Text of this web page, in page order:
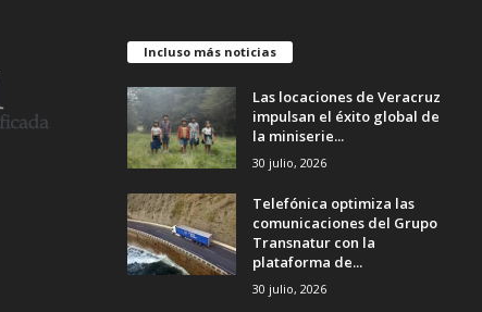
Incluso más noticias
Las locaciones de Veracruz
impulsan el éxito global de
la miniserie...
30 julio, 2026
Telefónica optimiza las
comunicaciones del Grupo
Transnatur con la
plataforma de...
30 julio, 2026